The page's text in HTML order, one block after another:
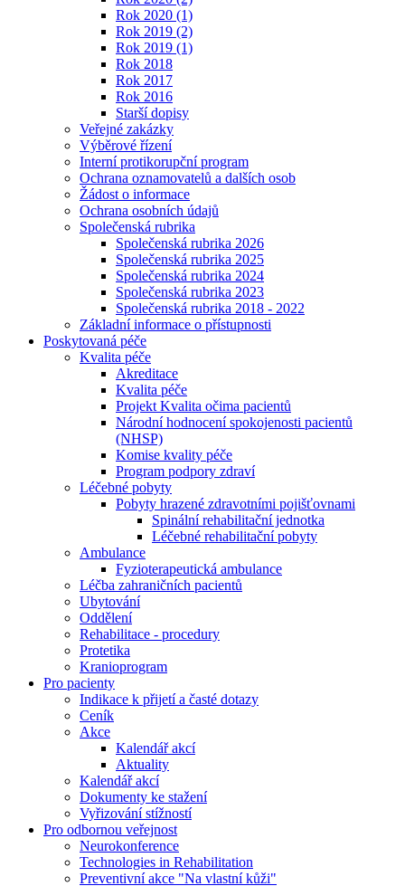
Rok 2020 (1)
Rok 2019 (2)
Rok 2019 (1)
Rok 2018
Rok 2017
Rok 2016
Starší dopisy
Veřejné zakázky
Výběrové řízení
Interní protikorupční program
Ochrana oznamovatelů a dalších osob
Žádost o informace
Ochrana osobních údajů
Společenská rubrika
Společenská rubrika 2026
Společenská rubrika 2025
Společenská rubrika 2024
Společenská rubrika 2023
Společenská rubrika 2018 - 2022
Základní informace o přístupnosti
Poskytovaná péče
Kvalita péče
Akreditace
Kvalita péče
Projekt Kvalita očima pacientů
Národní hodnocení spokojenosti pacientů
(NHSP)
Komise kvality péče
Program podpory zdraví
Léčebné pobyty
Pobyty hrazené zdravotními pojišťovnami
Spinální rehabilitační jednotka
Léčebné rehabilitační pobyty
Ambulance
Fyzioterapeutická ambulance
Léčba zahraničních pacientů
Ubytování
Oddělení
Rehabilitace - procedury
Protetika
Kranioprogram
Pro pacienty
Indikace k přijetí a časté dotazy
Ceník
Akce
Kalendář akcí
Aktuality
Kalendář akcí
Dokumenty ke stažení
Vyřizování stížností
Pro odbornou veřejnost
Neurokonference
Technologies in Rehabilitation
Preventivní akce "Na vlastní kůži"